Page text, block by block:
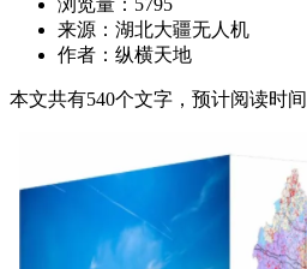
浏览量：5795
来源：湖北大疆无人机
作者：纵横天地
本文共有540个文字，预计阅读时间